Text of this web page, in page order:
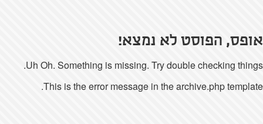
אופס, הפוסט לא נמצא!
Uh Oh. Something is missing. Try double checking things.
This is the error message in the archive.php template.